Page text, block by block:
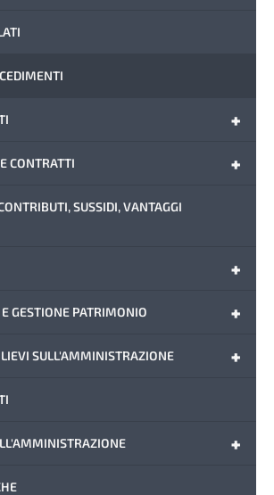
+
+
CONTRATTI
SUSSIDI, VANTAGGI
+
+
GESTIONE PATRIMONIO
+
SULL'AMMINISTRAZIONE
+